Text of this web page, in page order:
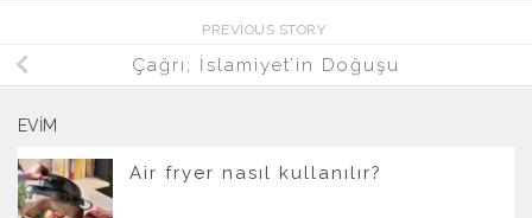
PREVIOUS STORY
Çağrı; İslamiyet’in Doğuşu
EVIM
Air fryer nasıl kullanılır?